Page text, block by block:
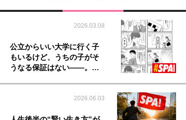
2026.03.08
公立からいい大学に行く子
もいるけど、うちの子がそ
うなる保証はない――。…
2026.06.03